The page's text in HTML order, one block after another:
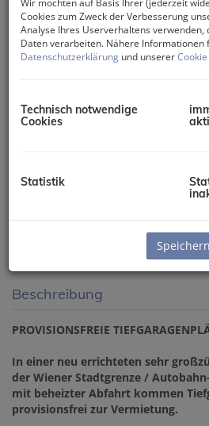
Beschreibung
PROVISIONSFREIE
In einer neu errichteten sehr
der Wiener Stadtgrenze /
mit beheizter Abfahrt kommen
provisionsfrei zur Vermietung.
Wir möchten auf Basis Ihrer (jederzeit
Cookies zum Zweck der Verbesserung
Analyse Ihres Userverhaltens verwenden,
Daten verarbeiten. Nähere Informationen
Datenschutzerklärung und unserer
Technisch notwendige
Cookies
Statistik
Speichern